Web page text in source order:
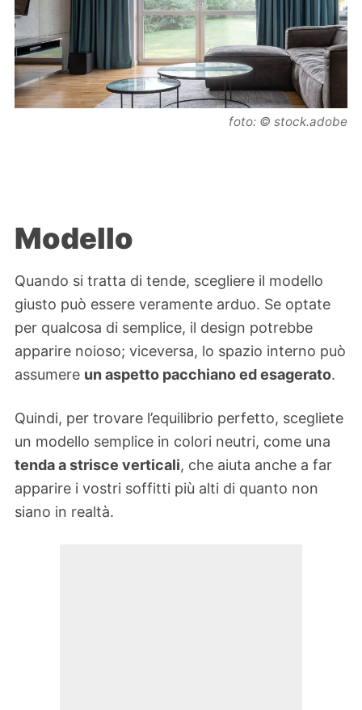
foto: © stock.adobe
Modello
Quando si tratta di tende, scegliere il modello
giusto può essere veramente arduo. Se optate
per qualcosa di semplice, il design potrebbe
apparire noioso; viceversa, lo spazio interno può
assumere un aspetto pacchiano ed esagerato.
Quindi, per trovare l’equilibrio perfetto, scegliete
un modello semplice in colori neutri, come una
tenda a strisce verticali, che aiuta anche a far
apparire i vostri soffitti più alti di quanto non
siano in realtà.